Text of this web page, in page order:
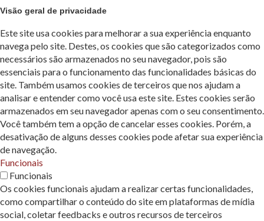
Visão geral de privacidade
Este site usa cookies para melhorar a sua experiência enquanto
navega pelo site. Destes, os cookies que são categorizados como
necessários são armazenados no seu navegador, pois são
essenciais para o funcionamento das funcionalidades básicas do
site. Também usamos cookies de terceiros que nos ajudam a
analisar e entender como você usa este site. Estes cookies serão
armazenados em seu navegador apenas com o seu consentimento.
Você também tem a opção de cancelar esses cookies. Porém, a
desativação de alguns desses cookies pode afetar sua experiência
de navegação.
Funcionais
Funcionais
Os cookies funcionais ajudam a realizar certas funcionalidades,
como compartilhar o conteúdo do site em plataformas de mídia
social, coletar feedbacks e outros recursos de terceiros